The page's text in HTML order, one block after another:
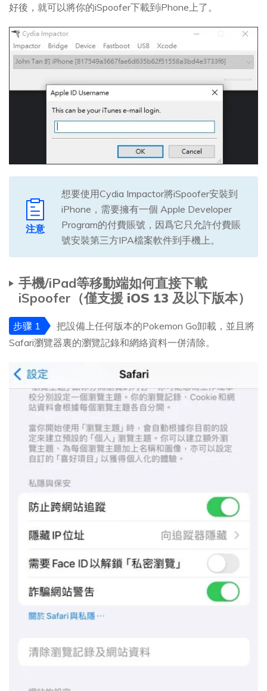
好後，就可以將你的iSpoofer下載到iPhone上了。
注意
想要使用Cydia Impactor將iSpoofer安裝到
iPhone，需要擁有一個 Apple Developer
Program的付費賬號，因爲它只允許付費賬
號安裝第三方IPA檔案軟件到手機上。
手機/iPad等移動端如何直接下載
iSpoofer（僅支援 iOS 13 及以下版本）
步骤 1
把設備上任何版本的Pokemon Go卸載，並且將
Safari瀏覽器裏的瀏覽記錄和網絡資料一併清除。